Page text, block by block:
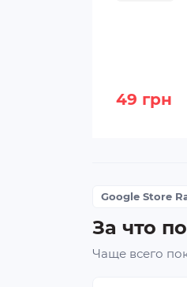
49 грн
Google Store
За что
Чаще всего